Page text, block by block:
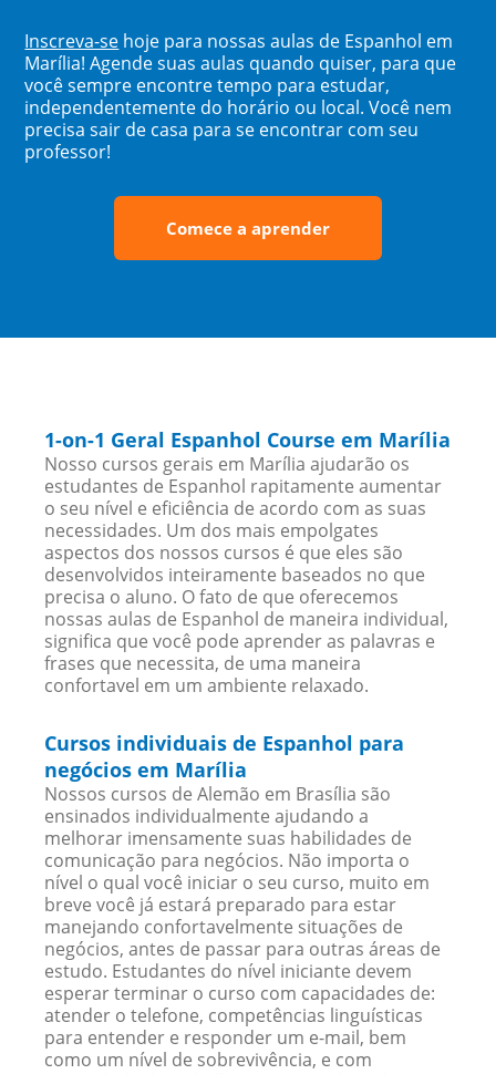
Inscreva-se hoje para nossas aulas de Espanhol em
Marília! Agende suas aulas quando quiser, para que
você sempre encontre tempo para estudar,
independentemente do horário ou local. Você nem
precisa sair de casa para se encontrar com seu
professor!
Comece a aprender
1-on-1 Geral Espanhol Course em Marília
Nosso cursos gerais em Marília ajudarão os
estudantes de Espanhol rapitamente aumentar
o seu nível e eficiência de acordo com as suas
necessidades. Um dos mais empolgates
aspectos dos nossos cursos é que eles são
desenvolvidos inteiramente baseados no que
precisa o aluno. O fato de que oferecemos
nossas aulas de Espanhol de maneira individual,
significa que você pode aprender as palavras e
frases que necessita, de uma maneira
confortavel em um ambiente relaxado.
Cursos individuais de Espanhol para
negócios em Marília
Nossos cursos de Alemão em Brasília são
ensinados individualmente ajudando a
melhorar imensamente suas habilidades de
comunicação para negócios. Não importa o
nível o qual você iniciar o seu curso, muito em
breve você já estará preparado para estar
manejando confortavelmente situações de
negócios, antes de passar para outras áreas de
estudo. Estudantes do nível iniciante devem
esperar terminar o curso com capacidades de:
atender o telefone, competências linguísticas
para entender e responder um e-mail, bem
como um nível de sobrevivência, e com